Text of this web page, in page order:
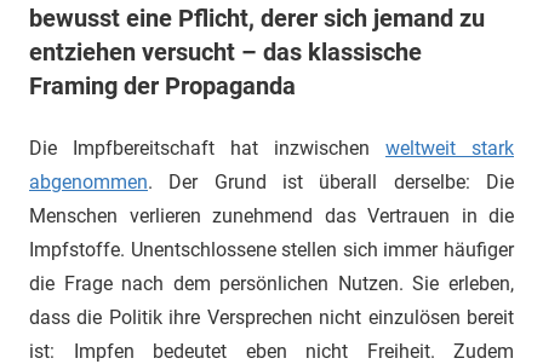
bewusst eine Pflicht, derer sich jemand zu
entziehen versucht – das klassische
Framing der Propaganda
Die Impfbereitschaft hat inzwischen weltweit stark
abgenommen. Der Grund ist überall derselbe: Die
Menschen verlieren zunehmend das Vertrauen in die
Impfstoffe. Unentschlossene stellen sich immer häufiger
die Frage nach dem persönlichen Nutzen. Sie erleben,
dass die Politik ihre Versprechen nicht einzulösen bereit
ist: Impfen bedeutet eben nicht Freiheit. Zudem